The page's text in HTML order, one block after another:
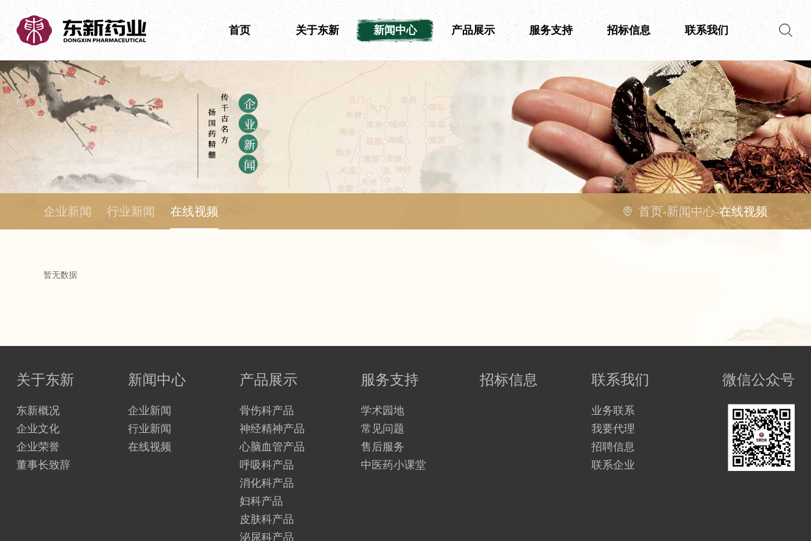
首页 关于东新 新闻中心 产品展示 服务支持 招标信息 联系我们
企业新闻 行业新闻 在线视频 首页-新闻中心-在线视频
暂无数据
关于东新
东新概况
企业文化
企业荣誉
董事长致辞
新闻中心
企业新闻
行业新闻
在线视频
产品展示
骨伤科产品
神经精神产品
心脑血管产品
呼吸科产品
消化科产品
妇科产品
皮肤科产品
泌尿科产品
服务支持
学术园地
常见问题
售后服务
中医药小课堂
招标信息 联系我们
业务联系
我要代理
招聘信息
联系企业
微信公众号